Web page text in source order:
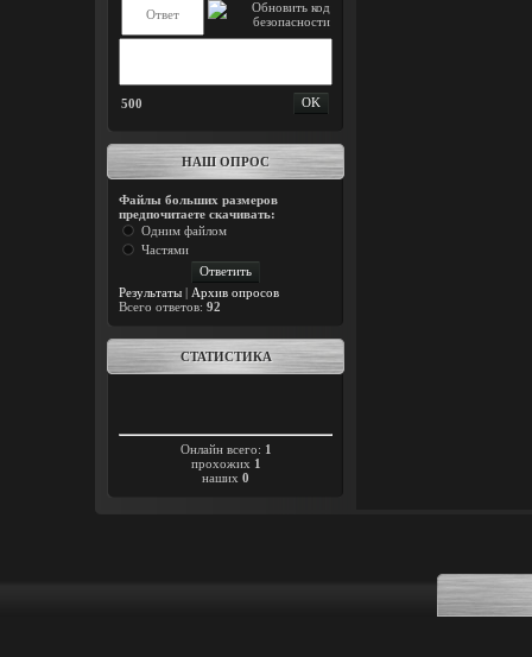
500
НАШ ОПРОС
Файлы больших размеров
предпочитаете скачивать:
Одним файлом
Частями
Результаты | Архив опросов
Всего ответов: 92
СТАТИСТИКА
Онлайн всего: 1
прохожих 1
наших 0